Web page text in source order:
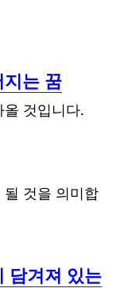
는 꿈
것입니다.
것을 의미합
담겨져 있는